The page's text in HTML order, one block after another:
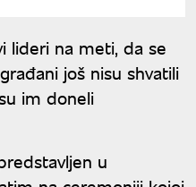
lideri na meti, da se
još nisu shvatili
im doneli
u